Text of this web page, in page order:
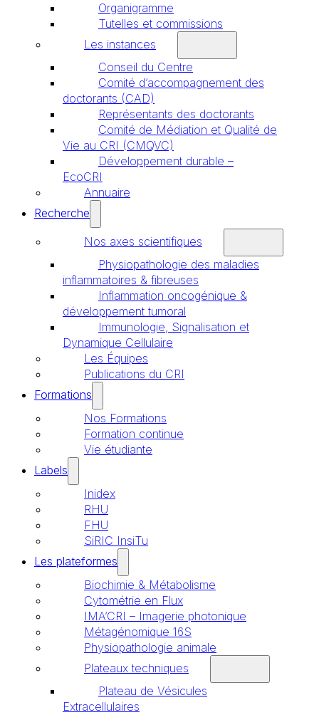
Organigramme
Tutelles et commissions
Les instances
Conseil du Centre
Comité d’accompagnement des
doctorants (CAD)
Représentants des doctorants
Comité de Médiation et Qualité de
Vie au CRI (CMQVC)
Développement durable –
EcoCRI
Annuaire
Recherche
Nos axes scientifiques
Physiopathologie des maladies
inflammatoires & fibreuses
Inflammation oncogénique &
développement tumoral
Immunologie, Signalisation et
Dynamique Cellulaire
Les Équipes
Publications du CRI
Formations
Nos Formations
Formation continue
Vie étudiante
Labels
Inidex
RHU
FHU
SiRIC InsiTu
Les plateformes
Biochimie & Métabolisme
Cytométrie en Flux
IMA’CRI – Imagerie photonique
Métagénomique 16S
Physiopathologie animale
Plateaux techniques
Plateau de Vésicules
Extracellulaires